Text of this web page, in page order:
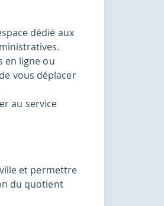
dédié aux
en ligne ou
vous déplacer
au service
et permettre
du quotient